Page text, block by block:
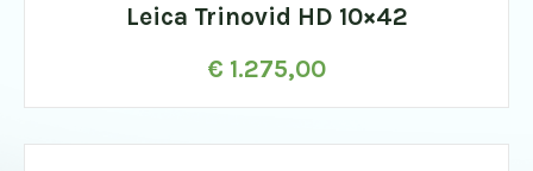
Leica Trinovid HD 10×42
€ 1.275,00